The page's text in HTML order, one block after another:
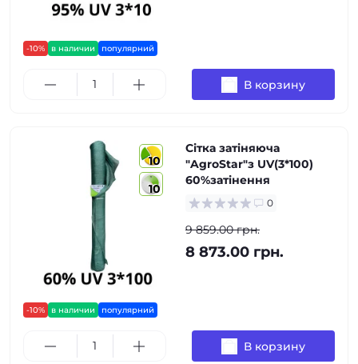
-10% в наличии популярний
В корзину
10
10
-10% в наличии популярний
Сітка затіняюча
"AgroStar"з UV(3*100)
60%затінення
0
9 859.00 грн.
8 873.00 грн.
В корзину